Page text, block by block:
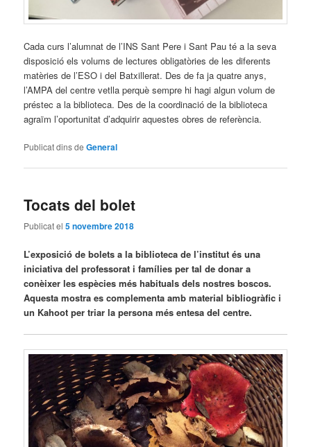
Cada curs l’alumnat de l’INS Sant Pere i Sant Pau té a la seva
disposició els volums de lectures obligatòries de les diferents
matèries de l’ESO i del Batxillerat. Des de fa ja quatre anys,
l’AMPA del centre vetlla perquè sempre hi hagi algun volum de
préstec a la biblioteca. Des de la coordinació de la biblioteca
agraïm l’oportunitat d’adquirir aquestes obres de referència.
Publicat dins de General
Tocats del bolet
Publicat el5 novembre 2018
L’exposició de bolets a la biblioteca de l’institut és una
iniciativa del professorat i famílies per tal de donar a
conèixer les espècies més habituals dels nostres boscos.
Aquesta mostra es complementa amb material bibliogràfic i
un Kahoot per triar la persona més entesa del centre.